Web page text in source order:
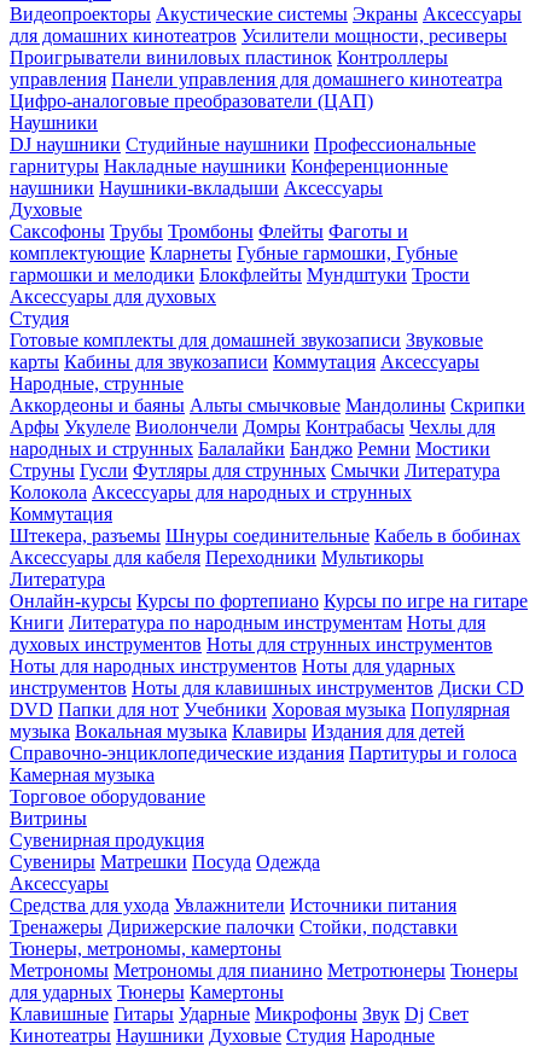
Видеопроекторы Акустические системы Экраны Аксессуары
для домашних кинотеатров Усилители мощности, ресиверы
Проигрыватели виниловых пластинок Контроллеры
управления Панели управления для домашнего кинотеатра
Цифро-аналоговые преобразователи (ЦАП)
Наушники
DJ наушники Студийные наушники Профессиональные
гарнитуры Накладные наушники Конференционные
наушники Наушники-вкладыши Аксессуары
Духовые
Саксофоны Трубы Тромбоны Флейты Фаготы и
комплектующие Кларнеты Губные гармошки, Губные
гармошки и мелодики Блокфлейты Мундштуки Трости
Аксессуары для духовых
Студия
Готовые комплекты для домашней звукозаписи Звуковые
карты Кабины для звукозаписи Коммутация Аксессуары
Народные, струнные
Аккордеоны и баяны Альты смычковые Мандолины Скрипки
Арфы Укулеле Виолончели Домры Контрабасы Чехлы для
народных и струнных Балалайки Банджо Ремни Мостики
Струны Гусли Футляры для струнных Смычки Литература
Колокола Аксессуары для народных и струнных
Коммутация
Штекера, разъемы Шнуры соединительные Кабель в бобинах
Аксессуары для кабеля Переходники Мультикоры
Литература
Онлайн-курсы Курсы по фортепиано Курсы по игре на гитаре
Книги Литература по народным инструментам Ноты для
духовых инструментов Ноты для струнных инструментов
Ноты для народных инструментов Ноты для ударных
инструментов Ноты для клавишных инструментов Диски CD
DVD Папки для нот Учебники Хоровая музыка Популярная
музыка Вокальная музыка Клавиры Издания для детей
Справочно-энциклопедические издания Партитуры и голоса
Камерная музыка
Торговое оборудование
Витрины
Сувенирная продукция
Сувениры Матрешки Посуда Одежда
Аксессуары
Средства для ухода Увлажнители Источники питания
Тренажеры Дирижерские палочки Стойки, подставки
Тюнеры, метрономы, камертоны
Метрономы Метрономы для пианино Метротюнеры Тюнеры
для ударных Тюнеры Камертоны
Клавишные Гитары Ударные Микрофоны Звук Dj Свет
Кинотеатры Наушники Духовые Студия Народные